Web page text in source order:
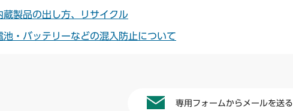
製品の出し方、リサイクル
・バッテリーなどの混入防止について
専用フォームからメールを送る